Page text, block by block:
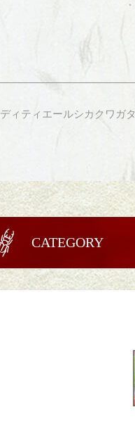
ディティエールシカクワガタ
CATEGORY